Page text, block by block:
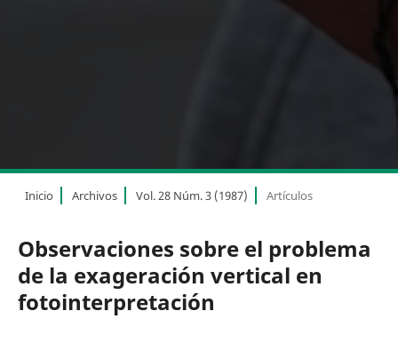
Inicio Archivos Vol. 28 Núm. 3 (1987) Artículos
Observaciones sobre el problema
de la exageración vertical en
fotointerpretación